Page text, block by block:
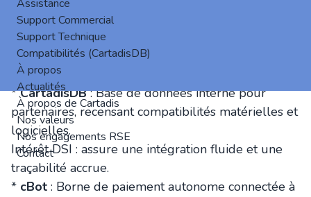
Assistance
Support Commercial
Support Technique
Compatibilités (CartadisDB)
À propos
Actualités
À propos de Cartadis
Nos valeurs
Nos engagements RSE
Contact
bureautique au travers de ses solutions
matérielles et logicielles.
Intérêt DSI : garantit expertise, proximité et
innovation continue.
*CartadisDB: Base de données interne pour
partenaires, recensant compatibilités matérielles et
logicielles.
Intérêt DSI : assure une intégration fluide et une
traçabilité accrue.
* cBot : Borne de paiement autonome connectée à